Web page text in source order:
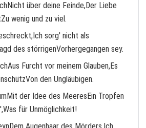
über deine Feinde,Der Liebe
wenig und zu viel.
sorg' nicht als
des störrigenVorhergegangen sey.
Furcht vor meinem Glauben,Es
den Ungläubigen.
der Idee des MeeresEin Tropfen
für Unmöglichkeit!